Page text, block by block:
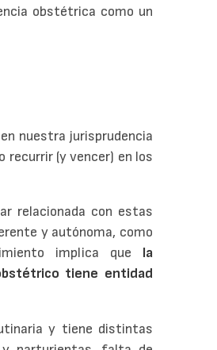
obstétrica como un
nuestra jurisprudencia
recurrir (y vencer) en los
relacionada con estas
y autónoma, como
implica que la
tiene entidad
y tiene distintas